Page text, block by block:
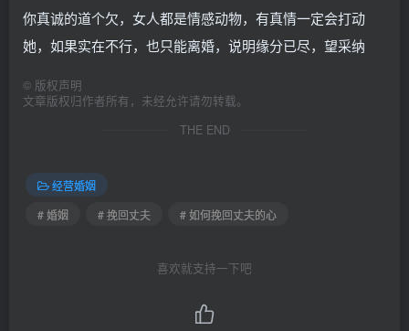
你真诚的道个欠，女人都是情感动物，有真情一定会打动
她，如果实在不行，也只能离婚，说明缘分已尽，望采纳
© 版权声明
文章版权归作者所有，未经允许请勿转载。
THE END
经营婚姻
# 婚姻
# 挽回丈夫 # 如何挽回丈夫的心
喜欢就支持一下吧